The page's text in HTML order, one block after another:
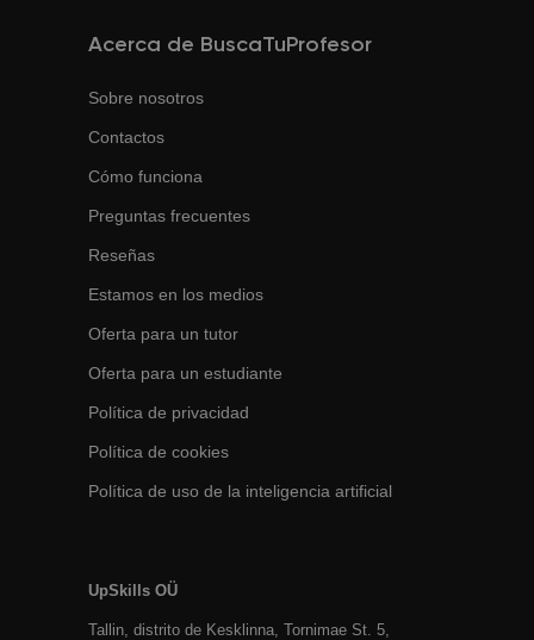
Acerca de BuscaTuProfesor
Sobre nosotros
Contactos
Cómo funciona
Preguntas frecuentes
Reseñas
Estamos en los medios
Oferta para un tutor
Oferta para un estudiante
Política de privacidad
Política de cookies
Política de uso de la inteligencia artificial
UpSkills OÜ
Tallin, distrito de Kesklinna, Tornimаe St. 5,